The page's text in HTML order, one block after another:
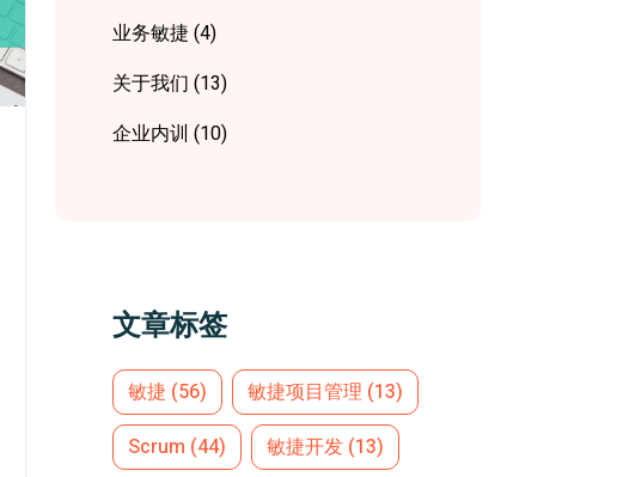
业务敏捷 (4)
关于我们 (13)
企业内训 (10)
文章标签
敏捷 (56) 敏捷项目管理 (13)
Scrum (44) 敏捷开发 (13)